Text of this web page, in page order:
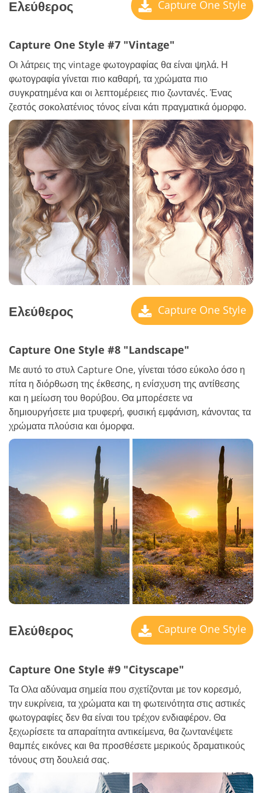
Ελεύθερος Capture One Style
Capture One Style #7 "Vintage"
Οι λάτρεις της vintage φωτογραφίας θα είναι ψηλά. Η
φωτογραφία γίνεται πιο καθαρή, τα χρώματα πιο
συγκρατημένα και οι λεπτομέρειες πιο ζωντανές. Ένας
ζεστός σοκολατένιος τόνος είναι κάτι πραγματικά όμορφο.
Ελεύθερος Capture One Style
Capture One Style #8 "Landscape"
Με αυτό το στυλ Capture One, γίνεται τόσο εύκολο όσο η
πίτα η διόρθωση της έκθεσης, η ενίσχυση της αντίθεσης
και η μείωση του θορύβου. Θα μπορέσετε να
δημιουργήσετε μια τρυφερή, φυσική εμφάνιση, κάνοντας τα
χρώματα πλούσια και όμορφα.
Ελεύθερος Capture One Style
Capture One Style #9 "Cityscape"
Τα Ολα αδύναμα σημεία που σχετίζονται με τον κορεσμό,
την ευκρίνεια, τα χρώματα και τη φωτεινότητα στις αστικές
φωτογραφίες δεν θα είναι του τρέχον ενδιαφέρον. Θα
ξεχωρίσετε τα απαραίτητα αντικείμενα, θα ζωντανέψετε
θαμπές εικόνες και θα προσθέσετε μερικούς δραματικούς
τόνους στη δουλειά σας.